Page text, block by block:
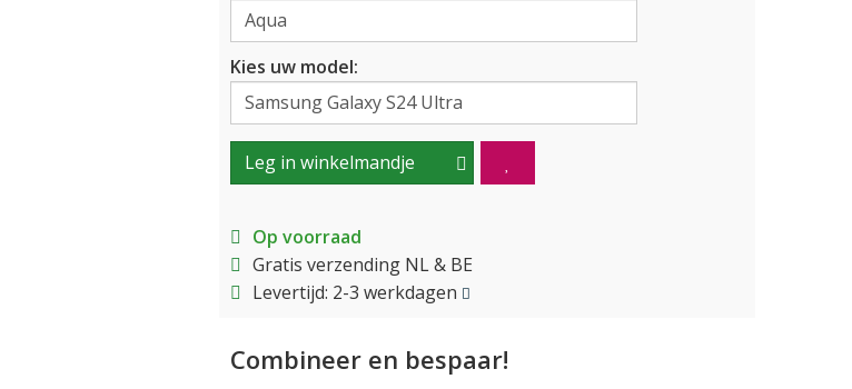
Kies uw model:
Leg in winkelmandje
Op voorraad
Gratis verzending NL & BE
Levertijd: 2-3 werkdagen
Combineer en bespaar!